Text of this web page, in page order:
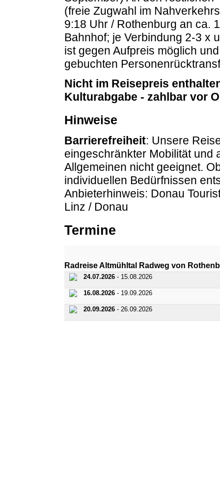
(freie Zugwahl im
9:18 Uhr / Rothenburg an ca.
Bahnhof; je Verbindung 2-3 x
ist gegen Aufpreis möglich
gebuchten
Nicht im Reisepreis
Kulturabgabe - zahlbar vor
Hinweise
Barrierefreiheit: Unsere
eingeschränkter Mobilität und
Allgemeinen nicht geeignet.
individuellen Bedürfnissen
Anbieterhinweis: Donau
Linz / Donau
Termine
Radreise Altmühltal Radweg von
24.07.2026- 15.08.2026
16.08.2026- 19.09.2026
20.09.2026- 26.09.2026